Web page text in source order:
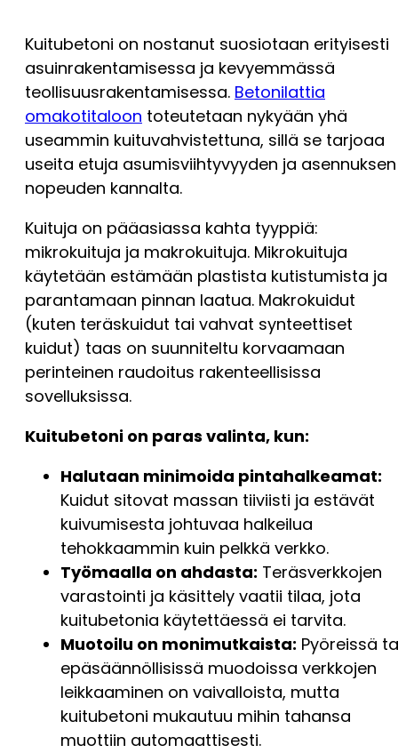
Kuitubetoni on nostanut suosiotaan erityisesti
asuinrakentamisessa ja kevyemmässä
teollisuusrakentamisessa. Betonilattia
omakotitaloon toteutetaan nykyään yhä
useammin kuituvahvistettuna, sillä se tarjoaa
useita etuja asumisviihtyvyyden ja asennuksen
nopeuden kannalta.
Kuituja on pääasiassa kahta tyyppiä:
mikrokuituja ja makrokuituja. Mikrokuituja
käytetään estämään plastista kutistumista ja
parantamaan pinnan laatua. Makrokuidut
(kuten teräskuidut tai vahvat synteettiset
kuidut) taas on suunniteltu korvaamaan
perinteinen raudoitus rakenteellisissa
sovelluksissa.
Kuitubetoni on paras valinta, kun:
Halutaan minimoida pintahalkeamat:
Kuidut sitovat massan tiiviisti ja estävät
kuivumisesta johtuvaa halkeilua
tehokkaammin kuin pelkkä verkko.
Työmaalla on ahdasta: Teräsverkkojen
varastointi ja käsittely vaatii tilaa, jota
kuitubetonia käytettäessä ei tarvita.
Muotoilu on monimutkaista: Pyöreissä
epäsäännöllisissä muodoissa verkkojen
leikkaaminen on vaivalloista, mutta
kuitubetoni mukautuu mihin tahansa
muottiin automaattisesti.